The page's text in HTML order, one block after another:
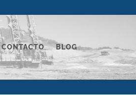
CONTACTO BLOG